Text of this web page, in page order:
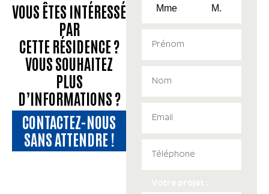
VOUS ÊTES INTÉRESSÉ
PAR
CETTE RÉSIDENCE ?
VOUS SOUHAITEZ
PLUS
D’INFORMATIONS ?
CONTACTEZ-NOUS
SANS ATTENDRE !
Mme M.